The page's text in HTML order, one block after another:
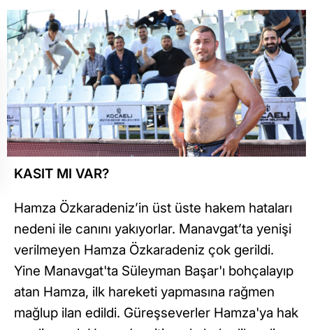
KASIT MI VAR?
Hamza Özkaradeniz’in üst üste hakem hataları
nedeni ile canını yakıyorlar. Manavgat’ta yenişi
verilmeyen Hamza Özkaradeniz çok gerildi.
Yine Manavgat'ta Süleyman Başar'ı bohçalayıp
atan Hamza, ilk hareketi yapmasına rağmen
mağlup ilan edildi. Güreşseverler Hamza'ya hak